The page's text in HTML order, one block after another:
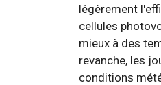
légèrement
cellules
mieux à des
revanche, les
conditions